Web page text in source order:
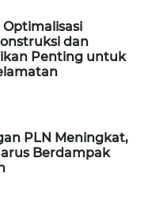
Optimalisasi
dan
Penting untuk
PLN Meningkat,
Berdampak